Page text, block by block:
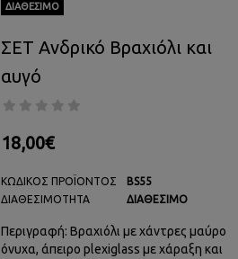
ΔΙΑΘΈΣΙΜΟ
ΣΕΤ Ανδρικό Βραχιόλι και
αυγό
18,00€
ΚΩΔΙΚΌΣ ΠΡΟΪΌΝΤΟΣ
ΔΙΑΘΕΣΙΜΌΤΗΤΑ
BS55
ΔΙΑΘΈΣΙΜΟ
Περιγραφή: Βραχιόλι με χάντρες μαύρο
όνυχα, άπειρο plexiglass με χάραξη και